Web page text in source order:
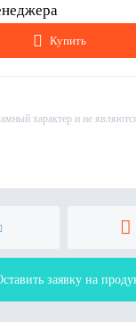
Купить
характер и не
заявку на